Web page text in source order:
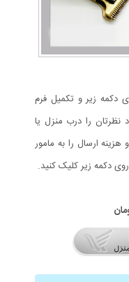
دکمه زیر و تکمیل فرم
را درب منزل یا
ارسال را به مامور
دکمه زیر کلیک کنید.